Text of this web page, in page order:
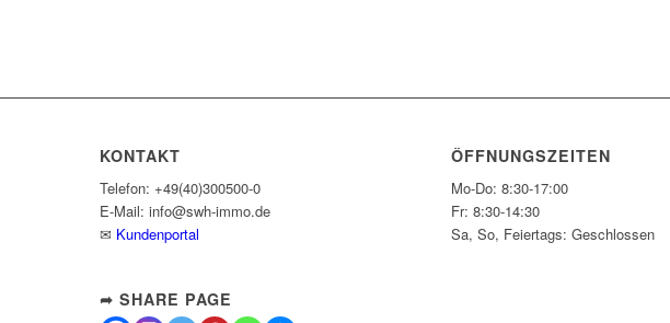
KONTAKT
Telefon: +49(40)300500-0
E-Mail: info@swh-immo.de
✉ Kundenportal
➦ SHARE PAGE
ÖFFNUNGSZEITEN
Mo-Do: 8:30-17:00
Fr: 8:30-14:30
Sa, So, Feiertags: Geschlossen